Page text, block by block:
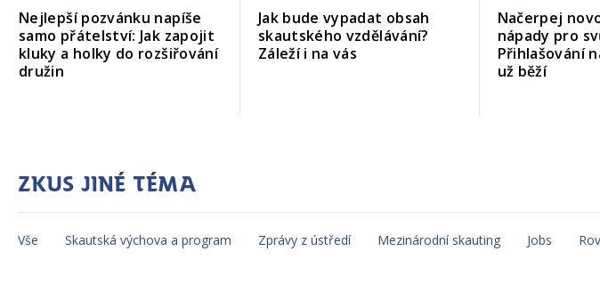
Nejlepší pozvánku napíše
samo přátelství: Jak zapojit
kluky a holky do rozšiřování
družin
Jak bude vypadat obsah
skautského vzdělávání?
Záleží i na vás
Načerpej
nápady pro
Přihlašování
už běží
Zkus jiné téma
Vše Skautská výchova a program Zprávy z ústředí Mezinárodní skauting Jobs